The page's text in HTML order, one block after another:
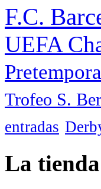
F.C.
UEFA
Trofeo S.
entradas
La tienda